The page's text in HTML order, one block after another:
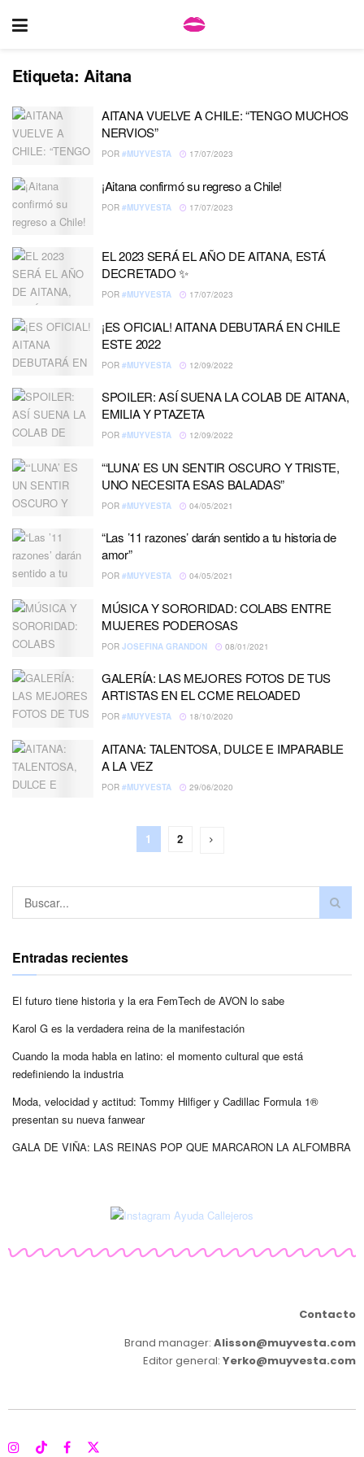
Etiqueta: Aitana
AITANA VUELVE A CHILE: “TENGO MUCHOS
NERVIOS”
POR #MUYVESTA 17/07/2023
¡Aitana confirmó su regreso a Chile!
POR #MUYVESTA 17/07/2023
EL 2023 SERÁ EL AÑO DE AITANA, ESTÁ
DECRETADO ✨
POR #MUYVESTA 17/07/2023
¡ES OFICIAL! AITANA DEBUTARÁ EN CHILE
ESTE 2022
POR #MUYVESTA 12/09/2022
SPOILER: ASÍ SUENA LA COLAB DE AITANA,
EMILIA Y PTAZETA
POR #MUYVESTA 12/09/2022
“‘LUNA’ ES UN SENTIR OSCURO Y TRISTE,
UNO NECESITA ESAS BALADAS”
POR #MUYVESTA 04/05/2021
“Las ’11 razones’ darán sentido a tu historia de
amor”
POR #MUYVESTA 04/05/2021
MÚSICA Y SORORIDAD: COLABS ENTRE
MUJERES PODEROSAS
POR JOSEFINA GRANDON 08/01/2021
GALERÍA: LAS MEJORES FOTOS DE TUS
ARTISTAS EN EL CCME RELOADED
POR #MUYVESTA 18/10/2020
AITANA: TALENTOSA, DULCE E IMPARABLE
A LA VEZ
POR #MUYVESTA 29/06/2020
1 2
Entradas recientes
El futuro tiene historia y la era FemTech de AVON lo sabe
Karol G es la verdadera reina de la manifestación
Cuando la moda habla en latino: el momento cultural que está
redefiniendo la industria
Moda, velocidad y actitud: Tommy Hilfiger y Cadillac Formula 1®
presentan su nueva fanwear
GALA DE VIÑA: LAS REINAS POP QUE MARCARON LA ALFOMBRA
Contacto
Brand manager: Alisson@muyvesta.com
Editor general: Yerko@muyvesta.com